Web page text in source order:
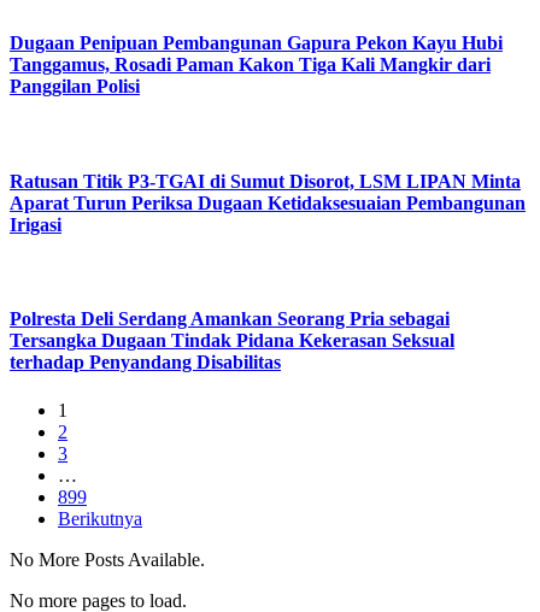
Dugaan Penipuan Pembangunan Gapura Pekon Kayu Hubi
Tanggamus, Rosadi Paman Kakon Tiga Kali Mangkir dari
Panggilan Polisi
Ratusan Titik P3-TGAI di Sumut Disorot, LSM LIPAN Minta
Aparat Turun Periksa Dugaan Ketidaksesuaian Pembangunan
Irigasi
Polresta Deli Serdang Amankan Seorang Pria sebagai
Tersangka Dugaan Tindak Pidana Kekerasan Seksual
terhadap Penyandang Disabilitas
1
2
3
…
899
Berikutnya
No More Posts Available.
No more pages to load.